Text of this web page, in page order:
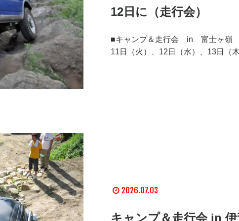
12日に（走行会）
■キャンプ＆走行会 in 富士ヶ嶺 8
11日（火）、12日（水）、13日（
2026.07.03
キャンプ＆走行会 in 伊